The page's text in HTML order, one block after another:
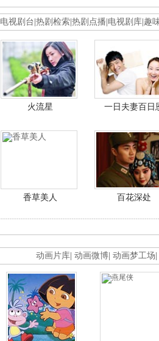
电视剧台 热剧检索 热剧点播 电视剧库 趣
火流星 一日夫妻百日
香草美人 百花深处
动画片库 动画微博 动画梦工场